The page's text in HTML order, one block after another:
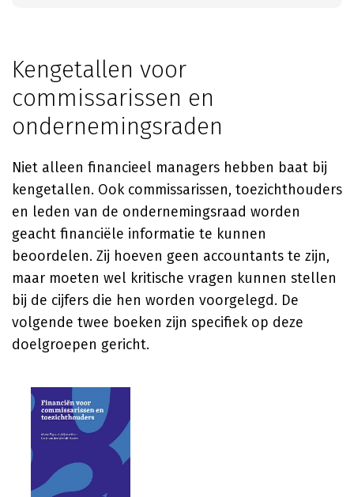
Kengetallen voor
commissarissen en
ondernemingsraden
Niet alleen financieel managers hebben baat bij
kengetallen. Ook commissarissen, toezichthouders
en leden van de ondernemingsraad worden
geacht financiële informatie te kunnen
beoordelen. Zij hoeven geen accountants te zijn,
maar moeten wel kritische vragen kunnen stellen
bij de cijfers die hen worden voorgelegd. De
volgende twee boeken zijn specifiek op deze
doelgroepen gericht.